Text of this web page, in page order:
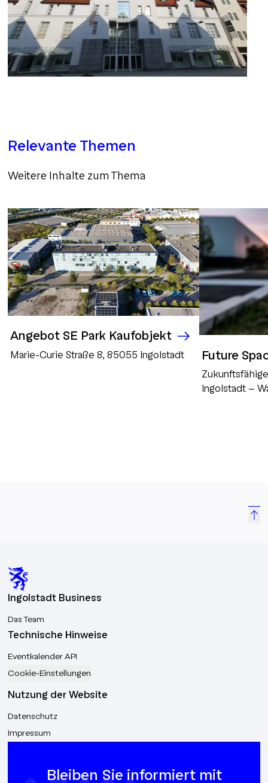
Relevante Themen
Weitere Inhalte zum Thema
Angebot SE Park Kaufobjekt
Marie-Curie Straße 8, 85055 Ingolstadt Future
Ingolstadt –
Ingolstadt Business
Das Team
Technische Hinweise
Eventkalender API
Cookie-Einstellungen
Nutzung der Website
Datenschutz
Impressum
Bleiben Sie informiert mit